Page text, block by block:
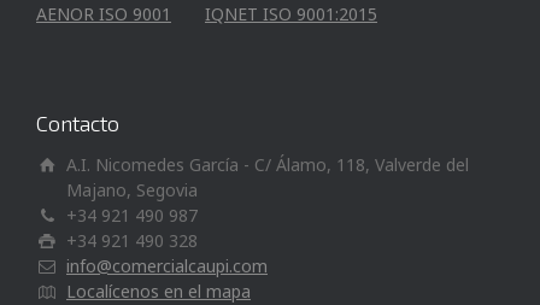
AENOR ISO 9001 IQNET ISO 9001:2015
Contacto
A.I. Nicomedes García - C/ Álamo, 118, Valverde del
Majano, Segovia
+34 921 490 987
+34 921 490 328
info@comercialcaupi.com
Localícenos en el mapa